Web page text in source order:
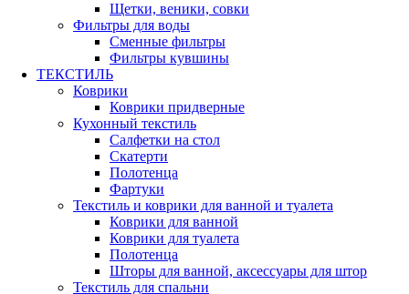
Щетки, веники, совки
Фильтры для воды
Сменные фильтры
Фильтры кувшины
ТЕКСТИЛЬ
Коврики
Коврики придверные
Кухонный текстиль
Салфетки на стол
Скатерти
Полотенца
Фартуки
Текстиль и коврики для ванной и туалета
Коврики для ванной
Коврики для туалета
Полотенца
Шторы для ванной, аксессуары для штор
Текстиль для спальни